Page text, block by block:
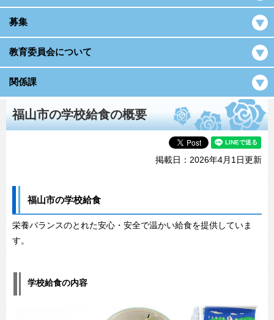
募集
教育委員会について
関係課
福山市の学校給食の概要
掲載日：2026年4月1日更新
福山市の学校給食
栄養バランスのとれた安心・安全で温かい給食を提供していま
す。
学校給食の内容